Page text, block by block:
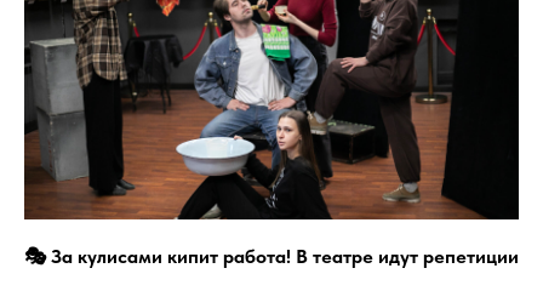
🎭 За кулисами кипит работа! В театре идут репетиции